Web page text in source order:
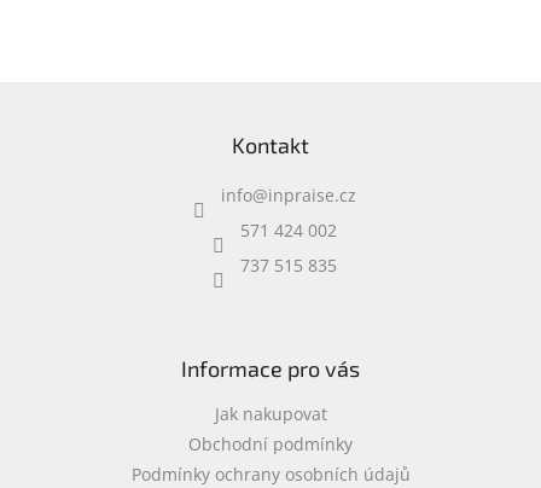
Kontakt
info@inpraise.cz
571 424 002
737 515 835
Informace pro vás
Jak nakupovat
Obchodní podmínky
Podmínky ochrany osobních údajů